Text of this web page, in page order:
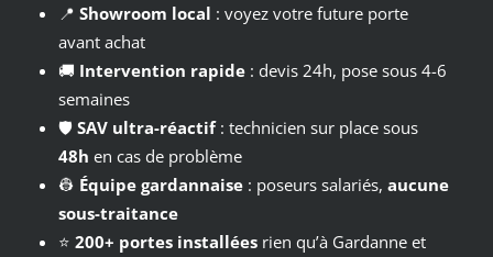
📍 Showroom local : voyez votre future porte
avant achat
🚚 Intervention rapide : devis 24h, pose sous 4-6
semaines
🛡️ SAV ultra-réactif: technicien sur place sous
48h en cas de problème
👷 Équipe gardannaise : poseurs salariés, aucune
sous-traitance
⭐ 200+ portes installées rien qu’à Gardanne et